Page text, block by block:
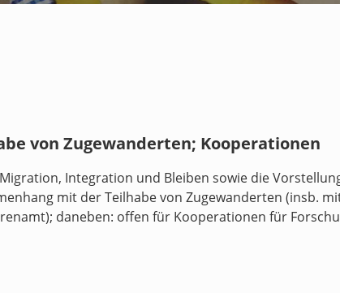
von Zugewanderten; Kooperationen
Integration und Bleiben sowie die
mit der Teilhabe von Zugewanderten (insb.
daneben: offen für Kooperationen für